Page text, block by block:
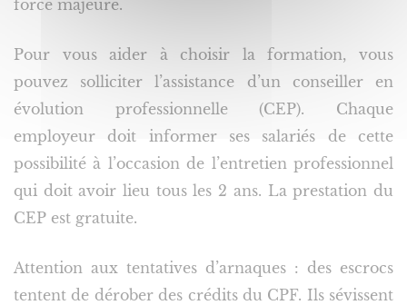
force majeure.
Pour vous aider à choisir la formation, vous
pouvez solliciter l’assistance d’un conseiller en
évolution professionnelle (CEP). Chaque
employeur doit informer ses salariés de cette
possibilité à l’occasion de l’entretien professionnel
qui doit avoir lieu tous les 2 ans. La prestation du
CEP est gratuite.
Attention aux tentatives d’arnaques : des escrocs
tentent de dérober des crédits du CPF. Ils sévissent